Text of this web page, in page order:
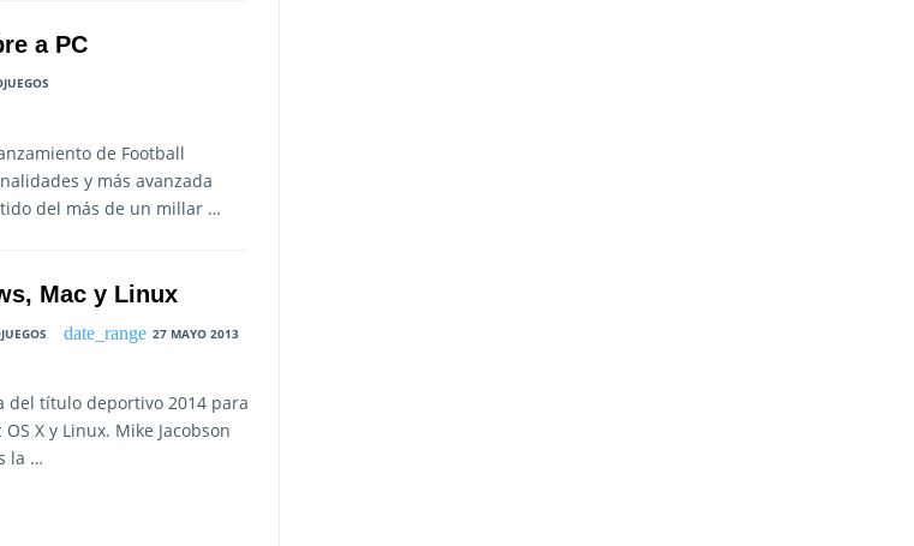
a PC
de Football
y más avanzada
del más de un millar …
Mac y Linux
27 MAYO 2013
del título deportivo 2014 para
X y Linux. Mike Jacobson
la …